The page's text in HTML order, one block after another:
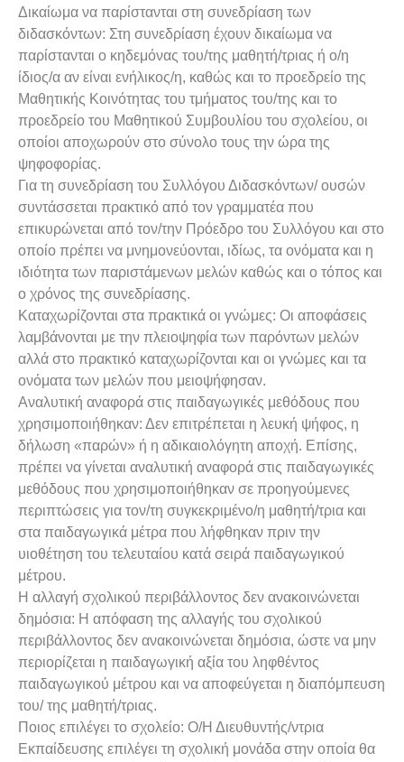
Δικαίωμα να παρίστανται στη συνεδρίαση των
διδασκόντων: Στη συνεδρίαση έχουν δικαίωμα να
παρίστανται ο κηδεμόνας του/της μαθητή/τριας ή ο/η
ίδιος/α αν είναι ενήλικος/η, καθώς και το προεδρείο της
Μαθητικής Κοινότητας του τμήματος του/της και το
προεδρείο του Μαθητικού Συμβουλίου του σχολείου, οι
οποίοι αποχωρούν στο σύνολο τους την ώρα της
ψηφοφορίας.
Για τη συνεδρίαση του Συλλόγου Διδασκόντων/ ουσών
συντάσσεται πρακτικό από τον γραμματέα που
επικυρώνεται από τον/την Πρόεδρο του Συλλόγου και στο
οποίο πρέπει να μνημονεύονται, ιδίως, τα ονόματα και η
ιδιότητα των παριστάμενων μελών καθώς και ο τόπος και
ο χρόνος της συνεδρίασης.
Καταχωρίζονται στα πρακτικά οι γνώμες: Οι αποφάσεις
λαμβάνονται με την πλειοψηφία των παρόντων μελών
αλλά στο πρακτικό καταχωρίζονται και οι γνώμες και τα
ονόματα των μελών που μειοψήφησαν.
Αναλυτική αναφορά στις παιδαγωγικές μεθόδους που
χρησιμοποιήθηκαν: Δεν επιτρέπεται η λευκή ψήφος, η
δήλωση «παρών» ή η αδικαιολόγητη αποχή. Επίσης,
πρέπει να γίνεται αναλυτική αναφορά στις παιδαγωγικές
μεθόδους που χρησιμοποιήθηκαν σε προηγούμενες
περιπτώσεις για τον/τη συγκεκριμένο/η μαθητή/τρια και
στα παιδαγωγικά μέτρα που λήφθηκαν πριν την
υιοθέτηση του τελευταίου κατά σειρά παιδαγωγικού
μέτρου.
Η αλλαγή σχολικού περιβάλλοντος δεν ανακοινώνεται
δημόσια: Η απόφαση της αλλαγής του σχολικού
περιβάλλοντος δεν ανακοινώνεται δημόσια, ώστε να μην
περιορίζεται η παιδαγωγική αξία του ληφθέντος
παιδαγωγικού μέτρου και να αποφεύγεται η διαπόμπευση
του/ της μαθητή/τριας.
Ποιος επιλέγει το σχολείο: Ο/Η Διευθυντής/ντρια
Εκπαίδευσης επιλέγει τη σχολική μονάδα στην οποία θα